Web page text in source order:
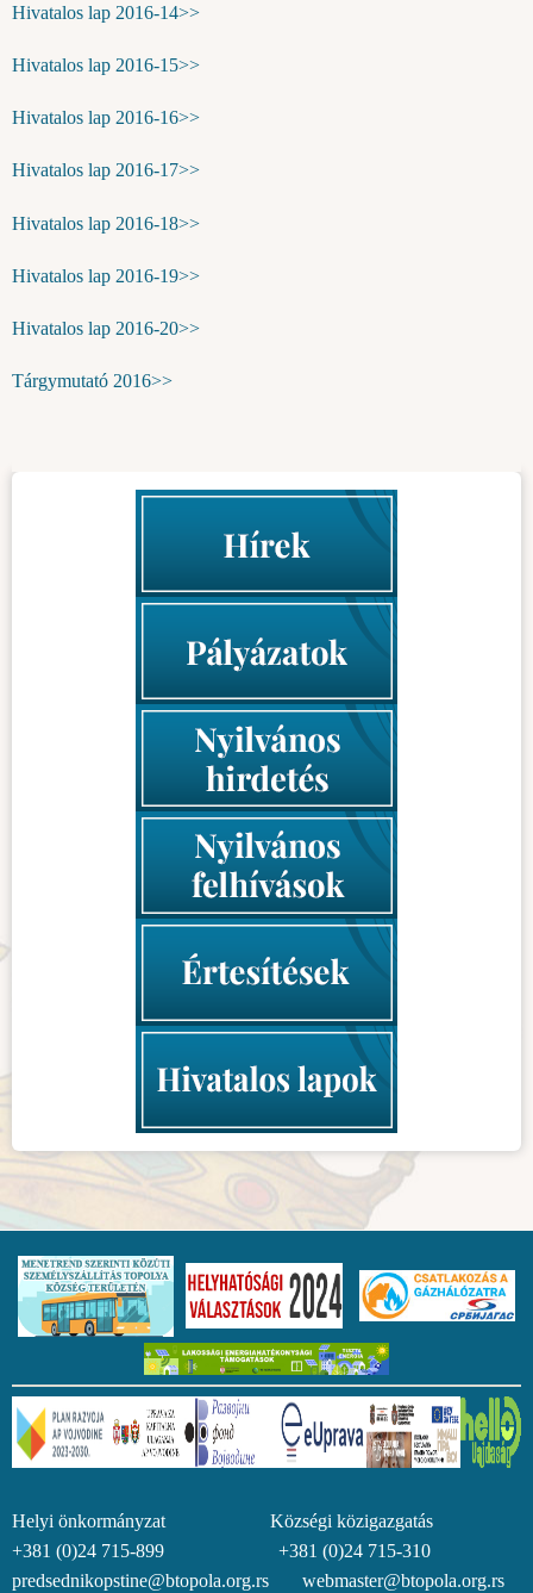
Hivatalos lap 2016-14>>
Hivatalos lap 2016-15>>
Hivatalos lap 2016-16>>
Hivatalos lap 2016-17>>
Hivatalos lap 2016-18>>
Hivatalos lap 2016-19>>
Hivatalos lap 2016-20>>
Tárgymutató 2016>>
Helyi önkormányzat Községi közigazgatás
+381 (0)24 715-899 +381 (0)24 715-310
predsednikopstine@btopola.org.rs webmaster@btopola.org.rs